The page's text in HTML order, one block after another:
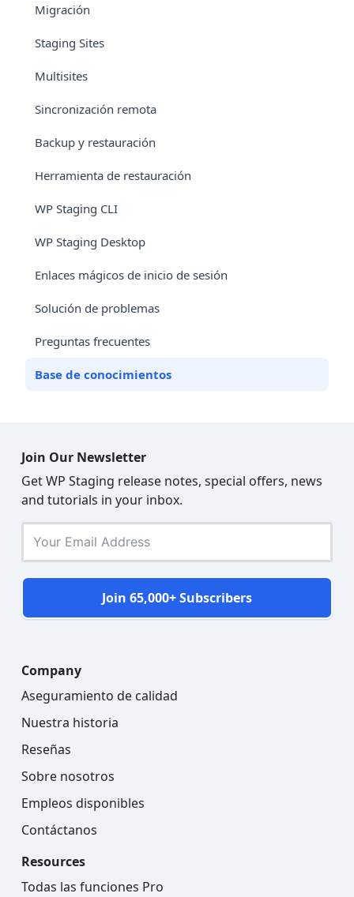
Migración
Staging Sites
Multisites
Sincronización remota
Backup y restauración
Herramienta de restauración
WP Staging CLI
WP Staging Desktop
Enlaces mágicos de inicio de sesión
Solución de problemas
Preguntas frecuentes
Base de conocimientos
Join Our Newsletter
Get WP Staging release notes, special offers, news
and tutorials in your inbox.
Join 65,000+ Subscribers
Company
Aseguramiento de calidad
Nuestra historia
Reseñas
Sobre nosotros
Empleos disponibles
Contáctanos
Resources
Todas las funciones Pro